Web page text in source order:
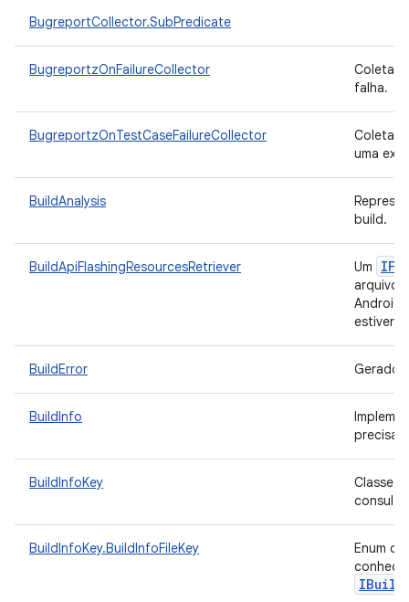
BugreportCollector.SubPredicate
BugreportzOnFailureCollector
Coleta
falha.
BugreportzOnTestCaseFailureCollector
Coletar
uma
BuildAnalysis
build.
BuildApiFlashingResourcesRetriever Um
arquivos
Android
estiver
BuildError Gerado
BuildInfo
precisa
BuildInfoKey
Classe
BuildInfoKey.BuildInfoFileKey
Enum
IBuild